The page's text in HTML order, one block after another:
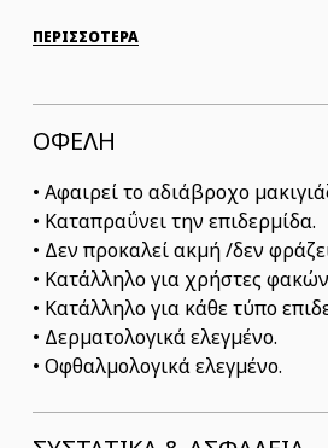
ΠΕΡΙΣΣΟΤΕΡΑ
ΟΦΕΛΗ
• Αφαιρεί το αδιάβροχο
• Καταπραΰνει την επιδερμίδα.
• Δεν προκαλεί ακμή /δεν
• Κατάλληλο για χρήστες
• Κατάλληλο για κάθε τύπο
• Δερματολογικά ελεγμένο.
• Οφθαλμολογικά ελεγμένο.